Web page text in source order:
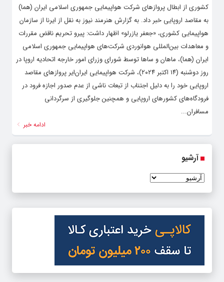
کشوری از ابطال‌ پروازهای شرکت‌ هواپیمایی جمهوری اسلامی ایران (هما)
به مقاصد اروپایی خبر داد. به گزارش هنرمند نیوز به نقل از ایرنا از سازمان
هواپیمایی کشوری، «جعفر یازرلو» اظهار داشت: پیرو تحریم ناقض مقررات
و معاهدات بین‌المللی هوانوردی شرکت‌های هواپیمایی جمهوری اسلامی
ایران (هما)، ماهان و ساها توسط شورای وزرای امور خارجه اتحادیه اروپا در
روز دوشنبه (۱۴ اکتبر ۲۰۲۴)، شرکت هواپیمایی ایران‌ایر پروازهای مقاصد
اروپایی خود را به دلیل اجتناب از تبعات ناشی از عدم صدور اجازه فرود در
فرودگاه‌های کشورهای اروپایی و همچنین جلوگیری از سرگردانی
مسافران...
ادامه خبر
آرشیو